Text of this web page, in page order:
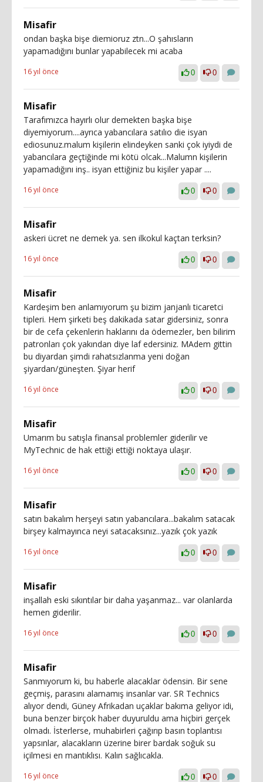
Misafir
ondan başka bişe diemioruz ztn...O şahısların
yapamadığını bunlar yapabilecek mi acaba
16 yıl önce 0 0
Misafir
Tarafımızca hayırlı olur demekten başka bişe
diyemiyorum....ayrıca yabancılara satılıo die isyan
ediosunuz.malum kişilerin elindeyken sanki çok iyiydi de
yabancılara geçtiğinde mi kötü olcak...Malumn kişilerin
yapamadığını inş.. isyan ettiğiniz bu kişiler yapar ....
16 yıl önce 0 0
Misafir
askeri ücret ne demek ya. sen ilkokul kaçtan terksin?
16 yıl önce 0 0
Misafir
Kardeşim ben anlamıyorum şu bizim janjanlı ticaretci
tipleri. Hem şirketi beş dakikada satar gidersiniz, sonra
bir de cefa çekenlerin haklarını da ödemezler, ben bilirim
patronları çok yakından diye laf edersiniz. MAdem gittin
bu diyardan şimdi rahatsızlanma yeni doğan
şiyardan/güneşten. Şiyar herif
16 yıl önce 0 0
Misafir
Umarım bu satışla finansal problemler giderilir ve
MyTechnic de hak ettiği ettiği noktaya ulaşır.
16 yıl önce 0 0
Misafir
satın bakalım herşeyi satın yabancılara...bakalım satacak
birşey kalmayınca neyi satacaksınız...yazık çok yazık
16 yıl önce 0 0
Misafir
inşallah eski sıkıntılar bir daha yaşanmaz... var olanlarda
hemen giderilir.
16 yıl önce 0 0
Misafir
Sanmıyorum ki, bu haberle alacaklar ödensin. Bir sene
geçmiş, parasını alamamış insanlar var. SR Technics
alıyor dendi, Güney Afrikadan uçaklar bakıma geliyor idi,
buna benzer birçok haber duyuruldu ama hiçbiri gerçek
olmadı. İsterlerse, muhabirleri çağırıp basın toplantısı
yapsınlar, alacakların üzerine birer bardak soğuk su
içilmesi en mantıklısı. Kalın sağlıcakla.
16 yıl önce 0 0